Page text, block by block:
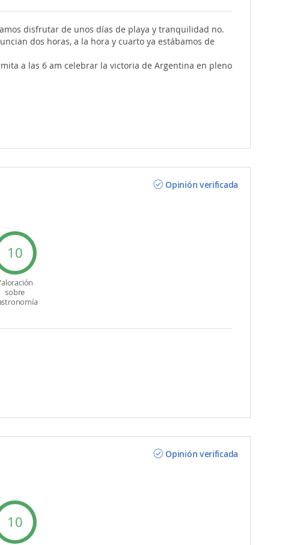
disfrutar de unos días de playa y tranquilidad no.
dos horas, a la hora y cuarto ya estábamos de
a las 6 am celebrar la victoria de Argentina en pleno
Opinión verificada
10
sobre
Opinión verificada
10